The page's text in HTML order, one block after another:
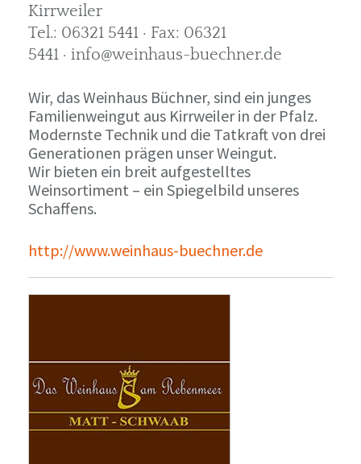
Kirrweiler
Tel.: 06321 5441 · Fax: 06321
5441 · info@weinhaus-buechner.de
Wir, das Weinhaus Büchner, sind ein junges
Familienweingut aus Kirrweiler in der Pfalz.
Modernste Technik und die Tatkraft von drei
Generationen prägen unser Weingut.
Wir bieten ein breit aufgestelltes
Weinsortiment – ein Spiegelbild unseres
Schaffens.
http://www.weinhaus-buechner.de